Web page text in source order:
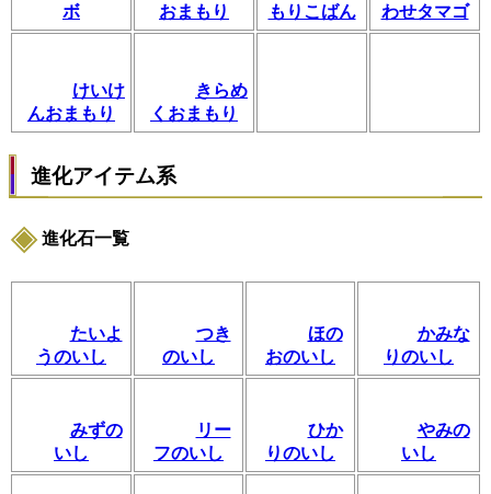
ボ
おまもり
もりこばん
わせタマゴ
けいけ
んおまもり
きらめ
くおまもり
進化アイテム系
進化石一覧
たいよ
うのいし
つき
のいし
ほの
おのいし
かみな
りのいし
みずの
いし
リー
フのいし
ひか
りのいし
やみの
いし